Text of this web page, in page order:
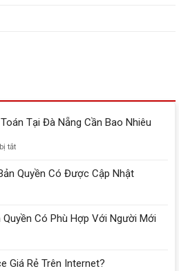
Tại Đà Nẵng Cần Bao Nhiêu
tắtở
Tính
Tại
Bao
Quyền Có Được Cập Nhật
Có Phù Hợp Với Người Mới
Giá Rẻ Trên Internet?